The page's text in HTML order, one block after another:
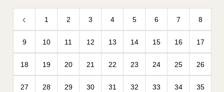
1 2 3 4 5 6 7 8
9 10 11 12 13 14 15 16 17
18 19 20 21 22 23 24 25 26
27 28 29 30 31 32 33 34 35